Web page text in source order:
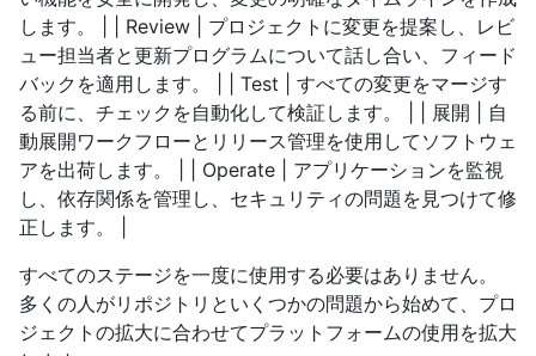
します。 | | Review | プロジェクトに変更を提案し、レビ
ュー担当者と更新プログラムについて話し合い、フィード
バックを適用します。 | | Test | すべての変更をマージす
る前に、チェックを自動化して検証します。 | | 展開 | 自
動展開ワークフローとリリース管理を使用してソフトウェ
アを出荷します。 | | Operate | アプリケーションを監視
し、依存関係を管理し、セキュリティの問題を見つけて修
正します。 |
すべてのステージを一度に使用する必要はありません。
多くの人がリポジトリといくつかの問題から始めて、プロ
ジェクトの拡大に合わせてプラットフォームの使用を拡大